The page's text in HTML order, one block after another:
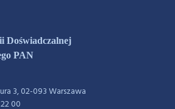
Doświadczalnej
PAN
3, 02-093 Warszawa
00